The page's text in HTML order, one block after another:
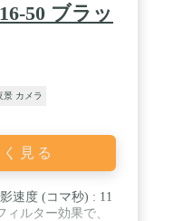
50 ブラッ
景 カメラ
見る
速度 (コマ秒) : 11
ィルター効果で、